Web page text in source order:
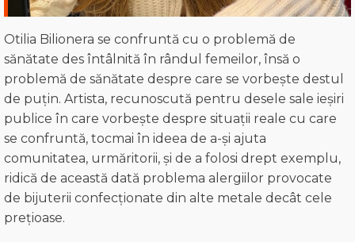
Otilia Bilionera se confruntă cu o problemă de
sănătate des întâlnită în rândul femeilor, însă o
problemă de sănătate despre care se vorbește destul
de puțin. Artista, recunoscută pentru desele sale ieșiri
publice în care vorbește despre situații reale cu care
se confruntă, tocmai în ideea de a-și ajuta
comunitatea, urmăritorii, și de a folosi drept exemplu,
ridică de această dată problema alergiilor provocate
de bijuterii confecționate din alte metale decât cele
prețioase.